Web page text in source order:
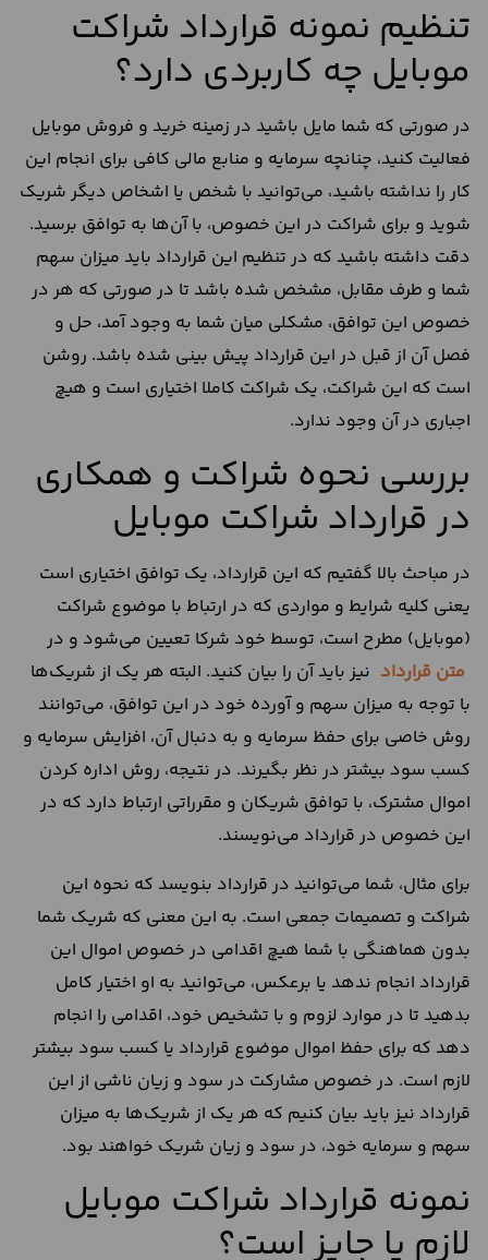
تنظیم نمونه قرارداد شراکت
موبایل چه کاربرد‌ی دارد؟
در صورتی که شما مایل باشید در زمینه خرید و فروش موبایل
فعالیت کنید، چنانچه سرمایه و منابع مالی کافی برای انجام این
کار را نداشته باشید، می‌توانید با شخص یا اشخاص دیگر شریک
شوید و برای شراکت در این خصوص، با آ‌ن‌ها به توافق برسید.
دقت داشته باشید که در تنظیم این قرارداد باید میزان سهم
شما و طرف مقابل، مشخص شده باشد تا در صورتی که هر در
خصوص این توافق، مشکلی میان شما به وجود آمد، حل و
فصل آن از قبل در این قرارداد پیش بینی شده باشد. روشن
است که این شراکت، یک شراکت کاملا اختیاری است و هیچ
اجباری در آن وجود ندارد.
بررسی نحوه شراکت و همکاری
در قرارداد شراکت موبایل
در مباحث بالا گفتیم که این قرارداد، یک توافق اختیاری است
یعنی کلیه شرایط و مواردی که در ارتباط با موضوع شراکت
(موبایل) مطرح است، توسط خود شرکا تعیین می‌‌شود و در
متن قرارداد نیز باید آن را بیان کنید. البته هر یک از شریک‌ها
با توجه به میزان سهم و آورده خود در این توافق، می‌‎توانند
روش خاصی برای حفظ سرمایه و به دنبال آن، افزایش سرمایه و
کسب سود بیشتر در نظر بگیرند. در نتیجه، روش اداره کردن
اموال مشترک، با توافق شریکان و مقرراتی ارتباط دارد که در
این خصوص در قرارداد می‌نویسند.
برای مثال، شما می‌توانید در قرارداد بنویسد که نحوه این
شراکت و تصمیمات جمعی است. به این معنی که شریک شما
بدون هماهنگی با شما هیچ اقدامی در خصوص اموال این
قرارداد انجام ندهد یا برعکس، می‌توانید به او اختیار کامل
بدهید تا در موارد لزوم و با تشخیص خود، اقدامی را انجام
دهد که برای حفظ اموال موضوع قرارداد یا کسب سود بیشتر
لازم است. در خصوص مشارکت در سود و زیان ناشی از این
قرارداد نیز باید بیان کنیم که هر یک از شریک‌ها به میزان
سهم و سرمایه خود، در سود و زیان شریک خواهند بود.
نمونه قرارداد شراکت موبایل
لازم یا جایز است؟